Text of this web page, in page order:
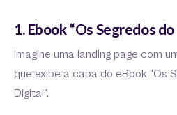
1. Ebook “Os Segredos
Imagine uma landing page com
que exibe a capa do eBook “Os
Digital”.